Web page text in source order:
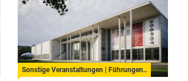
Sonstige Veranstaltungen | Führungen..